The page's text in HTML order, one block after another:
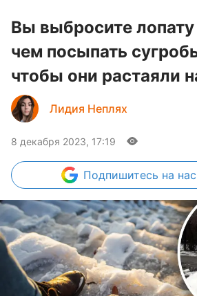
Вы выбросите лопату
чем посыпать
чтобы они растаяли
Лидия Неплях
8 декабря 2023, 17:19
Подпишитесь на